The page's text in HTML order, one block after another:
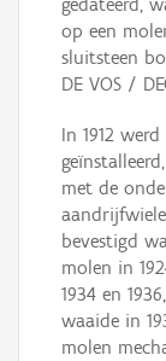
gedateerd,
op een
sluitsteen
DE VOS /
In 1912
met de
bevestigd
molen in
1934 en
waaide in
molen